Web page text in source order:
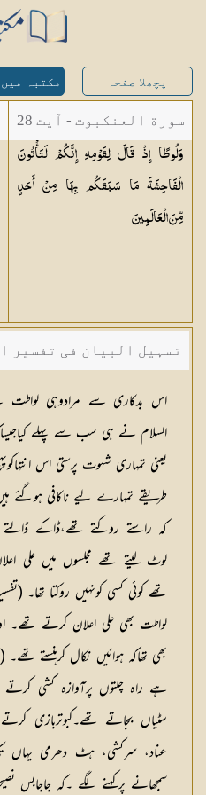
پچھلا صفحہ مکتبہ
سورة العنكبوت - آیت 28
وَلُوطًا إِذْ قَالَ لِقَوْمِهِ إِنَّكُمْ لَتَأْتُونَ
الْفَاحِشَةَ مَا سَبَقَكُم بِهَا مِنْ أَحَدٍ
مِّنَالْعَالَمِينَ
تسہیل البیان فی تفسیر
اس بدکاری سے مرادوہی لواطت
السلام نے ہی سب سے پہلے
یعنی تمہاری شہوت پرستی اس
طریقے تمہارے لیے ناکافی ہوگئے
کہ راستے روکتے تھے،ڈاکے
لوٹ لیتے تھے مجلسوں میں علی
لواطت بھی علی اعلان کرتے تھے۔
ہے راہ چلتوں پرآوازہ کشی کرتے
سٹیاں بجاتے تھے۔کبوتربازی
عناد، سرکشی، ہٹ دھرمی
سمجھانے پرکہنے لگے ۔کہ جاجابس